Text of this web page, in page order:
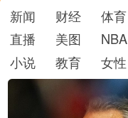
新闻 财经 体育
直播
美图 NBA
小说
教育 女性